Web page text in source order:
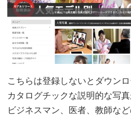
こちらは登録しないとダウンロ
カタログチックな説明的な写真
ビジネスマン、医者、教師な